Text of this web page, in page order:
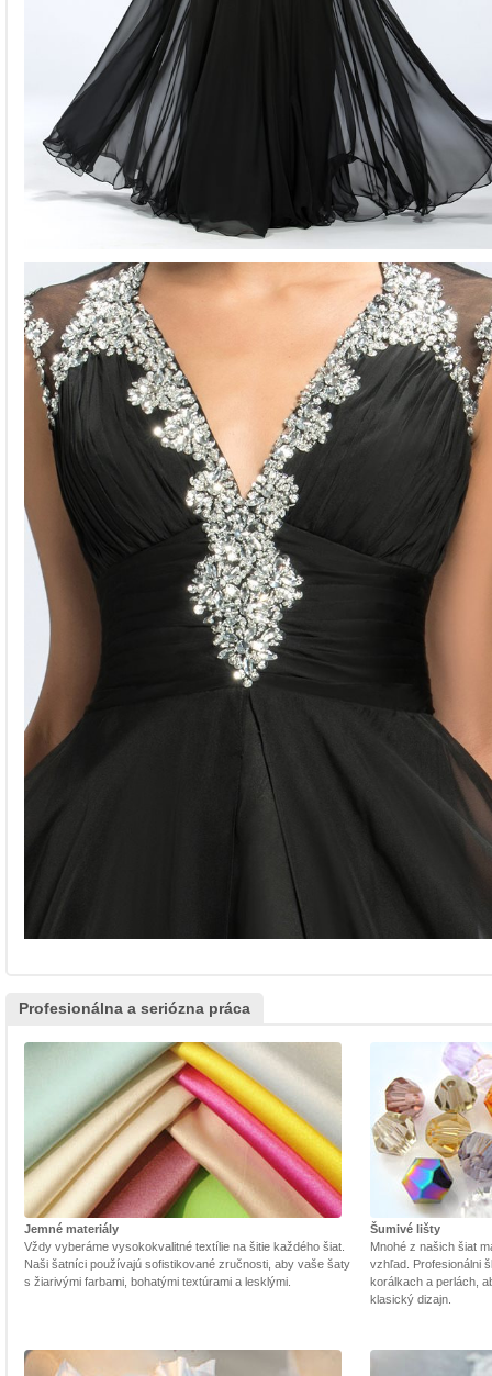
Profesionálna a seriózna práca
Jemné materiály
Vždy vyberáme vysokokvalitné textílie na šitie každého šiat.
Naši šatníci používajú sofistikované zručnosti, aby vaše šaty
s žiarivými farbami, bohatými textúrami a lesklými.
Šumivé lišty
Mnohé z našich šiat
vzhľad. Profesionálni
korálkach a perlách,
klasický dizajn.